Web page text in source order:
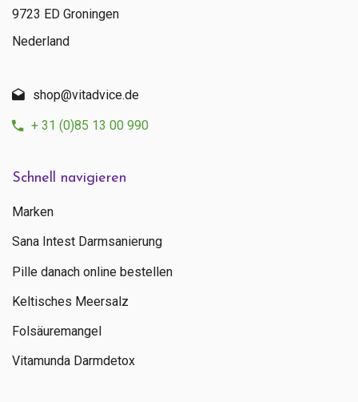
Schnell navigieren
Marken
Sana Intest Darmsanierung
Pille danach online bestellen
Keltisches Meersalz
Folsäuremangel
Vitamunda Darmdetox
9723 ED Groningen
Nederland
shop@vitadvice.de
+ 31 (0)85 13 00 990